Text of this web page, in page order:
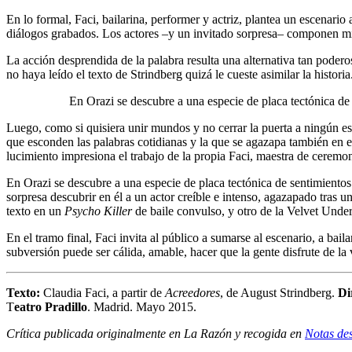
En lo formal, Faci, bailarina, performer y actriz, plantea un escenario
diálogos grabados. Los actores –y un invitado sorpresa– componen
La acción desprendida de la palabra resulta una alternativa tan
no haya leído el texto de Strindberg quizá le cueste asimilar la
En Orazi se descubre a una especie de placa tectónica
Luego, como si quisiera unir mundos y no cerrar la puerta a ningún
que esconden las palabras cotidianas y la que se agazapa también
lucimiento impresiona el trabajo de la propia Faci, maestra de
En Orazi se descubre a una especie de placa tectónica de
sorpresa descubrir en él a un actor creíble e intenso, agazapado tras
texto en un Psycho Killerde baile convulso, y otro de la Velvet
En el tramo final, Faci invita al público a sumarse al escenario, a
subversión puede ser cálida, amable, hacer que la gente disfrute de la
Texto: Claudia Faci, a partir de Acreedores, de August Strindberg.
Teatro Pradillo. Madrid. Mayo 2015.
Crítica publicada originalmente en La Razón y recogida en Notas